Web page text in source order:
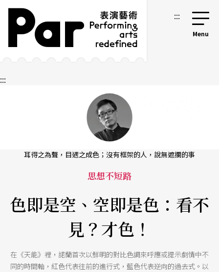
跳到主要內容區塊
網站導覽 :::
:::
耳得之為聲，目遇之成色；沒有框架的人，說無遮攔的事
思想不短路
色即是空、空即是色：看不
見？才色！
在《天能》裡，諾蘭首次以鮮明的對比色調來呼應或提示劇情中不
同的時間軸，紅色代表往前的進行式，藍色代表逆向的過去式。以